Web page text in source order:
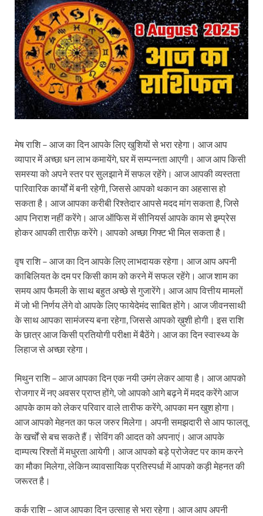
मेष राशि – आज का दिन आपके लिए खुशियों से भरा रहेगा। आज आप
व्यापार में अच्छा धन लाभ कमायेंगे, घर में सम्पन्नता आएगी। आज आप किसी
समस्या को अपने स्तर पर सुलझाने में सफल रहेंगे। आज आपकी व्यस्तता
पारिवारिक कार्यों में बनी रहेगी, जिससे आपको थकान का अहसास हो
सकता है। आज आपका करीबी रिश्तेदार आपसे मदद मांग सकता है, जिसे
आप निराश नहीं करेंगे। आज ऑफिस में सीनियर्स आपके काम से इम्प्रेस
होकर आपकी तारीफ़ करेंगे। आपको अच्छा गिफ्ट भी मिल सकता है।
वृष राशि – आज का दिन आपके लिए लाभदायक रहेगा। आज आप अपनी
काबिलियत के दम पर किसी काम को करने में सफल रहेंगे। आज शाम का
समय आप फैमली के साथ बहुत अच्छे से गुजारेंगे। आज आप वित्तीय मामलों
में जो भी निर्णय लेंगे वो आपके लिए फायेदेमंद साबित होंगे। आज जीवनसाथी
के साथ आपका सामंजस्य बना रहेगा, जिससे आपको ख़ुशी होगी। इस राशि
के छात्र आज किसी प्रतियोगी परीक्षा में बैठेंगे। आज का दिन स्वास्थ्य के
लिहाज से अच्छा रहेगा।
मिथुन राशि – आज आपका दिन एक नयी उमंग लेकर आया है। आज आपको
रोजगार में नए अवसर प्राप्त होंगे, जो आपको आगे बढ़ने में मदद करेंगे आज
आपके काम को लेकर परिवार वाले तारीफ करेंगे, आपका मन खुश होगा।
आज आपको मेहनत का फल जरुर मिलेगा। अपनी समझदारी से आप फालतू
के खर्चों से बच सकते हैं। सेविंग की आदत को अपनाएं। आज आपके
दाम्पत्य रिश्तों में मधुरता आयेगी। आज आपको बड़े प्रोजेक्ट पर काम करने
का मौका मिलेगा, लेकिन व्यावसायिक प्रतिस्पर्धा में आपको कड़ी मेहनत की
जरूरत है।
कर्क राशि – आज आपका दिन उत्साह से भरा रहेगा। आज आप अपनी